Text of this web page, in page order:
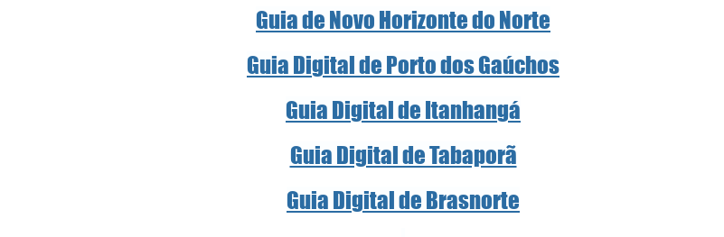
Guia de Novo Horizonte do Norte
Guia Digital de Porto dos Gaúchos
Guia Digital de Itanhangá
Guia Digital de Tabaporã
Guia Digital de Brasnorte